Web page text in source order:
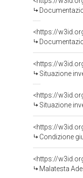
<https://
Situazione
<https://
Situazione
<https://
Condizione
<https://
Malatesta